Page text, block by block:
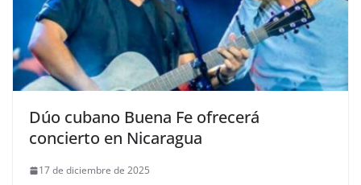
Dúo cubano Buena Fe ofrecerá
concierto en Nicaragua
17 de diciembre de 2025